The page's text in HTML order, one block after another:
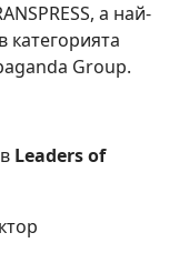
а най-
категорията
Group.
Leaders of